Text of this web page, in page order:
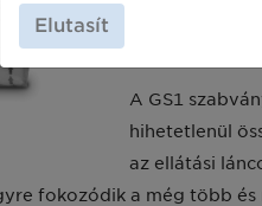
nyilatkozta
A GS1
hihetetlenül
az ellátási
fokozódik a még több
Elutasít